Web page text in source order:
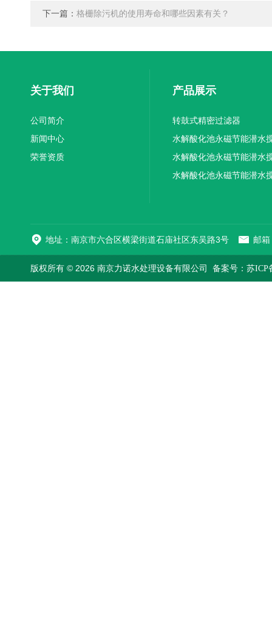
下一篇： 格栅除污机的使用寿命和哪些因素有关？
关于我们
公司简介
新闻中心
荣誉资质
产品展示
转鼓式精密过滤器
水解酸化池永磁节能潜水
机厂家供应
水解酸化池永磁节能潜水
机厂家直销
水解酸化池永磁节能潜水
地址：南京市六合区横梁街道石庙社区东吴路3号 邮
版权所有 © 2026 南京力诺水处理设备有限公司 备案号：苏ICP